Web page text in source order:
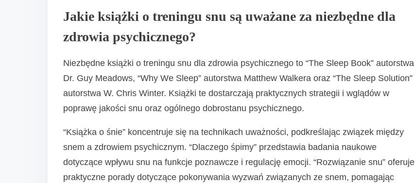
Jakie książki o treningu snu są uważane za niezbędne dla
zdrowia psychicznego?
Niezbędne książki o treningu snu dla zdrowia psychicznego to “The Sleep Book” autorstwa
Dr. Guy Meadows, “Why We Sleep” autorstwa Matthew Walkera oraz “The Sleep Solution”
autorstwa W. Chris Winter. Książki te dostarczają praktycznych strategii i wglądów w
poprawę jakości snu oraz ogólnego dobrostanu psychicznego.
“Książka o śnie” koncentruje się na technikach uważności, podkreślając związek między
snem a zdrowiem psychicznym. “Dlaczego śpimy” przedstawia badania naukowe
dotyczące wpływu snu na funkcje poznawcze i regulację emocji. “Rozwiązanie snu” oferuje
praktyczne porady dotyczące pokonywania wyzwań związanych ze snem, pomagając